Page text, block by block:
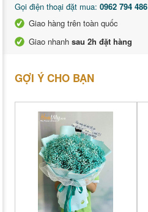
Gọi điện thoại đặt mua: 0962 794 486
Giao hàng trên toàn quốc
Giao nhanh sau 2h đặt hàng
GỢI Ý CHO BẠN